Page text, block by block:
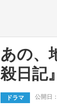
あの、
殺日記
ドラマ 公開日